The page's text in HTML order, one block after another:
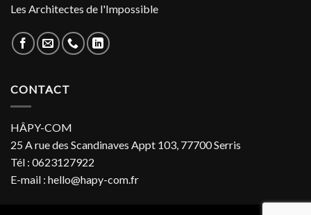
Les Architectes de l'Impossible
CONTACT
HÂPY-COM
25 A rue des Scandinaves Appt 103, 77700 Serris
Tél : 0623127922
E-mail : hello@hapy-com.fr